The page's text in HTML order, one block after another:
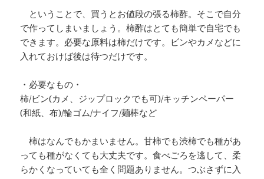
ということで、買うとお値段の張る柿酢。そこで自分
で作ってしまいましょう。柿酢はとても簡単で自宅でも
できます。必要な原料は柿だけです。ビンやカメなどに
入れておけば後は待つだけです。
・必要なもの・
柿/ビン(カメ、ジップロックでも可)/キッチンペーパー
(和紙、布)/輪ゴム/ナイフ/麺棒など
柿はなんでもかまいません。甘柿でも渋柿でも種があ
っても種がなくても大丈夫です。食べごろを逃して、柔
らかくなっていても全く問題ありません。つぶさずに入